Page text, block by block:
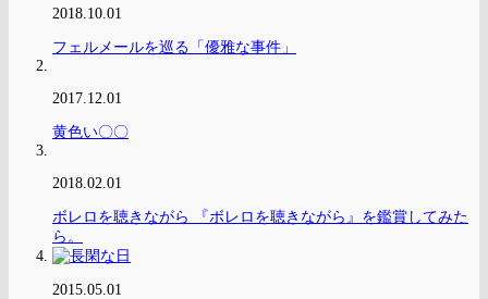
2018.10.01
フェルメールを巡る「優雅な事件」
2017.12.01
黄色い〇〇
2018.02.01
ボレロを聴きながら 『ボレロを聴きながら』を鑑賞してみた
ら。
2015.05.01